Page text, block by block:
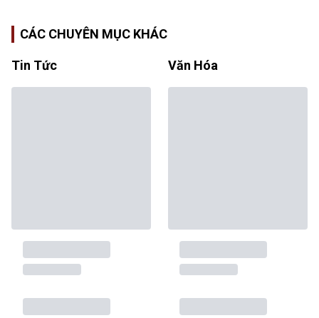
CÁC CHUYÊN MỤC KHÁC
Tin Tức Văn Hóa